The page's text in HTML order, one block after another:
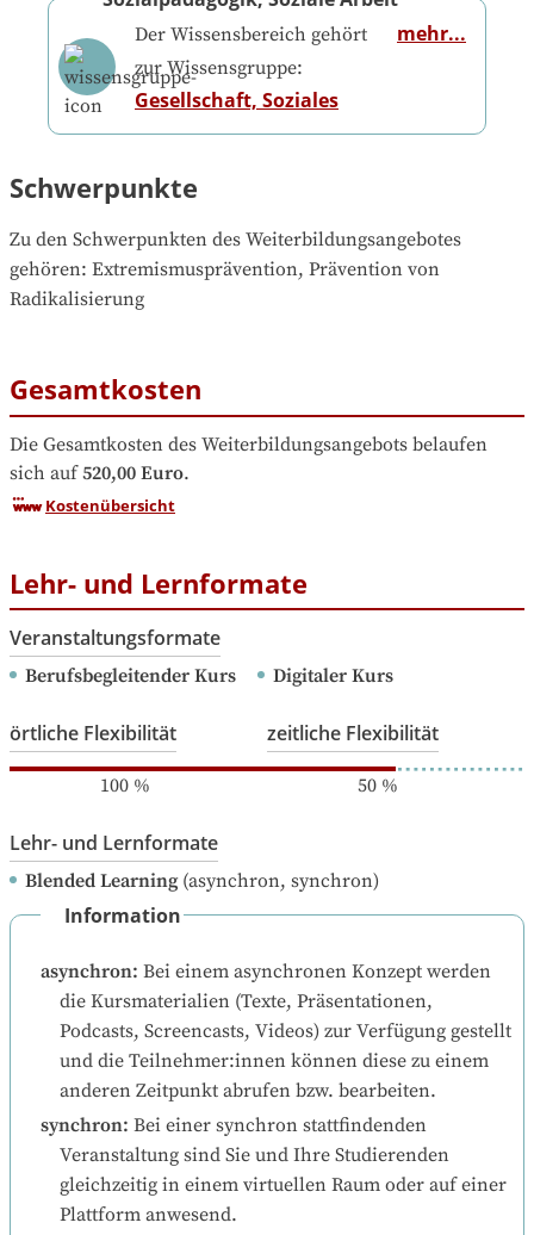
Der Wissensbereich gehört
zur Wissensgruppe:
Gesellschaft, Soziales
mehr...
Schwerpunkte
Zu den Schwerpunkten des Weiterbildungsangebotes
gehören: Extremismusprävention, Prävention von
Radikalisierung
Gesamtkosten
Die Gesamtkosten des Weiterbildungsangebots belaufen
sich auf 520,00 Euro.
Kostenübersicht
Lehr- und Lernformate
Veranstaltungsformate
Berufsbegleitender Kurs Digitaler Kurs
örtliche Flexibilität
100%
zeitliche Flexibilität
50%
Lehr- und Lernformate
Blended Learning(asynchron, synchron)
Information
asynchron: Bei einem asynchronen Konzept werden
die Kursmaterialien (Texte, Präsentationen,
Podcasts, Screencasts, Videos) zur Verfügung gestellt
und die Teilnehmer:innen können diese zu einem
anderen Zeitpunkt abrufen bzw. bearbeiten.
synchron: Bei einer synchron stattfindenden
Veranstaltung sind Sie und Ihre Studierenden
gleichzeitig in einem virtuellen Raum oder auf einer
Plattform anwesend.